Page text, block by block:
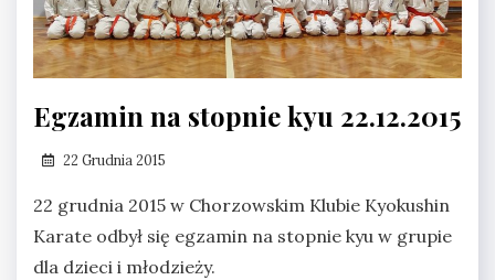
Egzamin na stopnie kyu 22.12.2015
22 Grudnia 2015
22 grudnia 2015 w Chorzowskim Klubie Kyokushin
Karate odbył się egzamin na stopnie kyu w grupie
dla dzieci i młodzieży.